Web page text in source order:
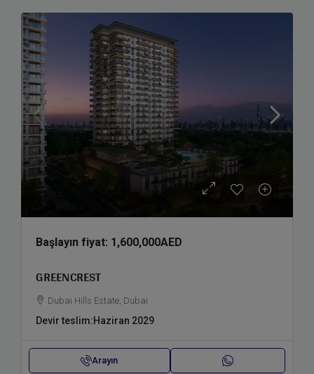
Başlayın fiyat: 1,600,000AED
GREENCREST
Dubai Hills Estate, Dubai
Devir teslim:Haziran 2029
Arayın